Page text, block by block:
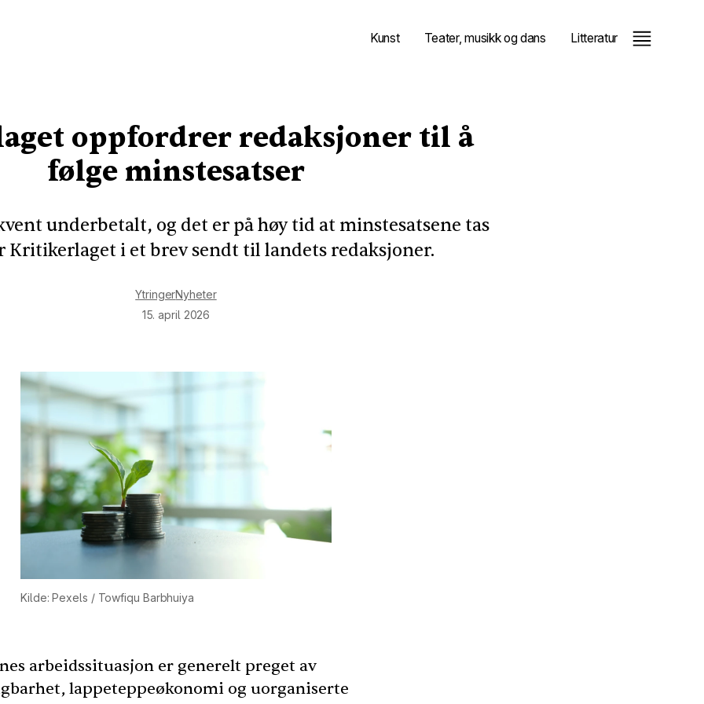
Kunst Teater, musikk og dans Litteratur
oppfordrer redaksjoner til å
følge minstesatser
underbetalt, og det er på høy tid at minstesatsene tas
Kritikerlaget i et brev sendt til landets redaksjoner.
YtringerNyheter
15. april 2026
Kilde: Pexels / Towfiqu Barbhuiya
arbeidssituasjon er generelt preget av
lappeteppeøkonomi og uorganiserte